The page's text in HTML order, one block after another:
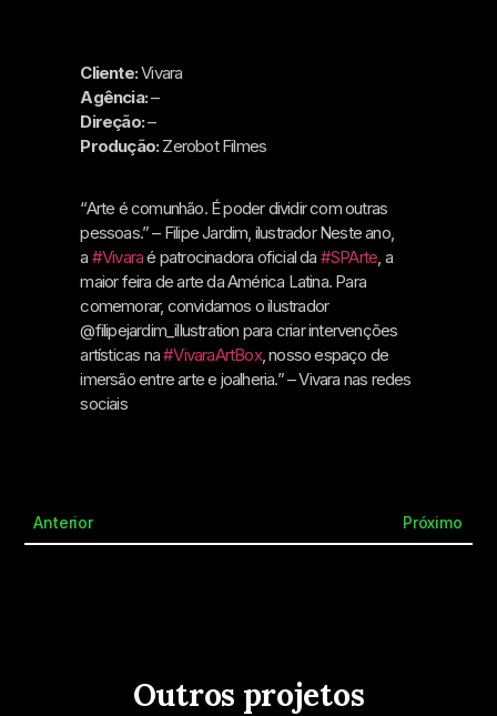
Cliente:Vivara
Agência:–
Direção:–
Produção: Zerobot Filmes
“Arte é comunhão. É poder dividir com outras
pessoas.” – Filipe Jardim, ilustrador Neste ano,
a #Vivaraé patrocinadora oficial da #SPArte, a
maior feira de arte da América Latina. Para
comemorar, convidamos o ilustrador
@filipejardim_illustration para criar intervenções
artísticas na#VivaraArtBox, nosso espaço de
imersão entre arte e joalheria.” – Vivara nas redes
sociais
Anterior Próximo
Outros projetos